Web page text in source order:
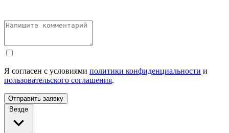
Я согласен с условиями политики конфиденциальности и
пользовательского соглашения.
Отправить заявку
Везде